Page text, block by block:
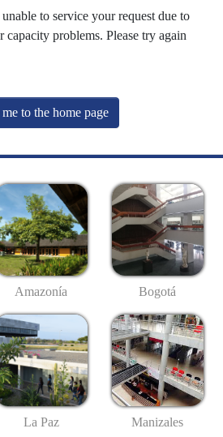
to service your request due to
capacity problems. Please try again
to the home page
Amazonía Bogotá
La Paz Manizales